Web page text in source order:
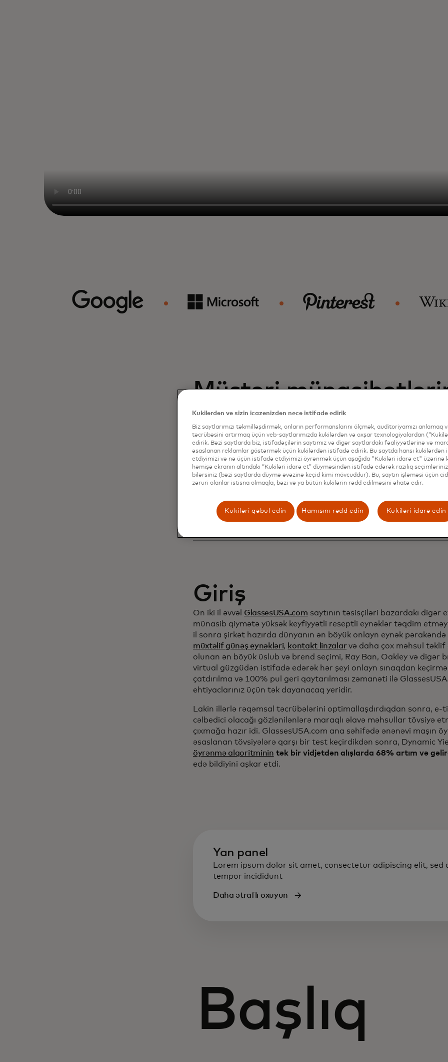
Müştəri
dərinləşdirmək və
artırmaq üçün
ilə növbəti səviyyəli
fərdiləşdirməyə
Giriş
On iki il əvvəl GlassesUSA.com saytının təsisçiləri bazardakı digər
münasib qiymətə yüksək keyfiyyətli reseptli eynəklər təqdim
il sonra şirkət hazırda dünyanın ən böyük onlayn eynək
müxtəlif günəş eynəkləri, kontakt linzalarvə daha çox məhsul
olunan ən böyük üslub və brend seçimi, Ray Ban, Oakley və digər
virtual güzgüdən istifadə edərək hər şeyi onlayn sınaqdan
çatdırılma və 100% pul geri qaytarılması zəmanəti ilə
ehtiyaclarınız üçün tək dayanacaq yeridir.
Lakin illərlə rəqəmsal təcrübələrini optimallaşdırdıqdan sonra, e-
cəlbedici olacağı gözlənilənlərə maraqlı əlavə məhsullar tövsiyə
çıxmağa hazır idi. GlassesUSA.com ana səhifədə ənənəvi maşın
əsaslanan tövsiyələrə qarşı bir test keçirdikdən sonra, Dynamic
öyrənmə alqoritminin tək bir vidjetdən alışlarda 68% artım və
edə bildiyini aşkar etdi.
Yan panel
Lorem ipsum dolor sit amet, consectetur adipiscing elit, sed
tempor incididunt
Daha ətraflı oxuyun
Başlıq
Kukilərdən və sizin icazənizdən necə istifadə edirik
Biz saytlarımızı təkmilləşdirmək, onların performanslarını ölçmək, auditoriyamızı anlamaq
təcrübəsini artırmaq üçün veb-saytlarımızda kukilərdən və oxşar texnologiyalardan
edirik. Bəzi saytlarda biz, istifadəçilərin saytımız və digər saytlardakı fəaliyyətlərinə və
əsaslanan reklamlar göstərmək üçün kukilərdən istifadə edirik. Bu saytda hansı kukilərdən
etdiyimizi və nə üçün istifadə etdiyimizi öyrənmək üçün aşağıda "Kukiləri idarə et" üzərinə
həmişə ekranın altındakı “Kukiləri idarə et” düyməsindən istifadə edərək razılıq
bilərsiniz (bəzi saytlarda düymə əvəzinə keçid kimi mövcuddur). Bu, saytın işləməsi üçün
zəruri olanlar istisna olmaqla, bəzi və ya bütün kukilərin rədd edilməsini əhatə edir.
Kukiləri qəbul edin Hamısını rədd edin Kukiləri idarə edin